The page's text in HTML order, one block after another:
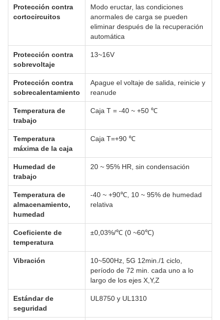
Protección contra
cortocircuitos
Modo eructar, las condiciones
anormales de carga se pueden
eliminar después de la recuperación
automática
Protección contra
sobrevoltaje
13~16V
Protección contra
sobrecalentamiento
Apague el voltaje de salida, reinicie y
reanude
Temperatura de
trabajo
Caja T = -40 ~ +50 ℃
Temperatura
máxima de la caja
Caja T=+90 ℃
Humedad de
trabajo
20 ~ 95% HR, sin condensación
Temperatura de
almacenamiento,
humedad
-40 ~ +90℃, 10 ~ 95% de humedad
relativa
Coeficiente de
temperatura
±0,03%/℃ (0 ~60℃)
Vibración
10~500Hz, 5G 12min./1 ciclo,
período de 72 min. cada uno a lo
largo de los ejes X,Y,Z
Estándar de
seguridad
UL8750 y UL1310